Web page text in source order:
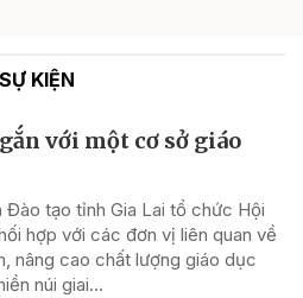
KIỆN
với một cơ sở giáo
Đào tạo tỉnh Gia Lai tổ chức Hội
hợp với các đơn vị liên quan về
nâng cao chất lượng giáo dục
núi giai...